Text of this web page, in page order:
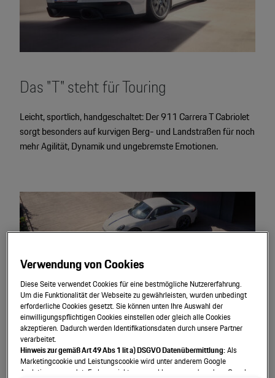
Das "T" steht für Touring
Leicht, sportlich, handgeschaltet: Der 911 Carrera T Cabriolet
sorgt besonders auf kurvigen Berg- und Landstraßen für noch
mehr Agilität, Dynamik und ungebremste Emotionen.
Besondere Akzente.
Verwendung von Cookies
Diese Seite verwendet Cookies für eine bestmögliche Nutzererfahrung.
Um die Funktionalität der Webseite zu gewährleisten, wurden unbedingt
erforderliche Cookies gesetzt. Sie können unten Ihre Auswahl der
einwilligungspflichtigen Cookies einstellen oder gleich alle Cookies
akzeptieren. Dadurch werden Identifikationsdaten durch unsere Partner
verarbeitet.
Hinweis zur gemäß Art 49 Abs 1 lit a) DSGVO Datenübermittlung:Als
Marketingcookie und Leistungscookie wird unter anderem Google
Analytics verwendet. Es kann nicht ausgeschlossen werden, dass Google